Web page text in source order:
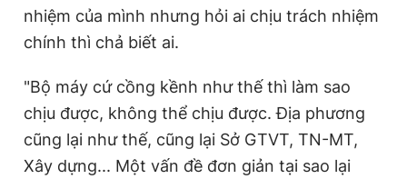
nhiệm của mình nhưng hỏi ai chịu trách nhiệm
chính thì chả biết ai.
"Bộ máy cứ cồng kềnh như thế thì làm sao
chịu được, không thể chịu được. Địa phương
cũng lại như thế, cũng lại Sở GTVT, TN-MT,
Xây dựng... Một vấn đề đơn giản tại sao lại